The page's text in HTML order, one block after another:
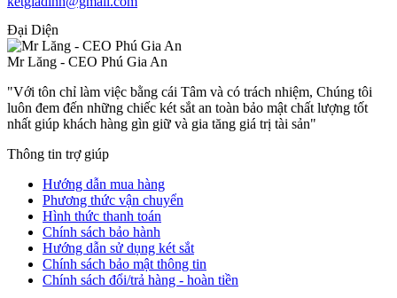
Đại Diện
Mr Lăng - CEO Phú Gia An
"Với tôn chỉ làm việc bằng cái Tâm và có trách nhiệm, Chúng tôi
luôn đem đến những chiếc két sắt an toàn bảo mật chất lượng tốt
nhất giúp khách hàng gìn giữ và gia tăng giá trị tài sản"
Thông tin trợ giúp
Hướng dẫn mua hàng
Phương thức vận chuyển
Hình thức thanh toán
Chính sách bảo hành
Hướng dẫn sử dụng két sắt
Chính sách bảo mật thông tin
Chính sách đổi/trả hàng - hoàn tiền